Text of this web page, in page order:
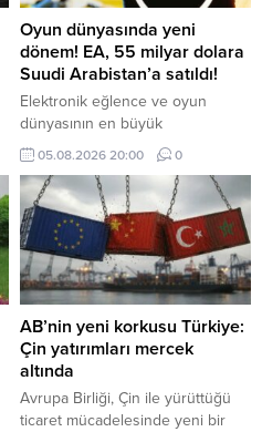
Oyun dünyasında yeni
dönem! EA, 55 milyar dolara
Suudi Arabistan’a satıldı!
Elektronik eğlence ve oyun
dünyasının en büyük
aktörlerinden Electronic Arts (EA),
55 milyar dolarlık devasa bir
anlaşmayla borsaya veda ederek
kapalı devre özel bir şirkete
dönüştü.
05.08.2026 20:00 0
AB’nin yeni korkusu Türkiye:
Çin yatırımları mercek
altında
Avrupa Birliği, Çin ile yürüttüğü
ticaret mücadelesinde yeni bir